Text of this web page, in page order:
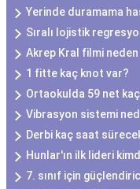
Yerinde duramama
Sıralı lojistik
Akrep Kral filmi neden
1 fitte kaç knot var?
Ortaokulda 59 net
Vibrasyon sistemi
Derbi kaç saat
Hunlar'ın ilk lideri
7. sınıf için